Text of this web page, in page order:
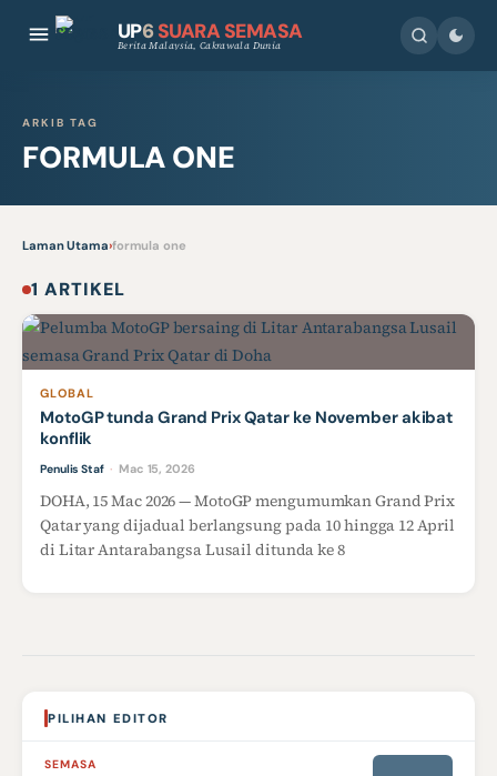
UP6 SUARA SEMASA
Berita Malaysia, Cakrawala Dunia
ARKIB TAG
FORMULA ONE
Laman Utama›formula one
1 ARTIKEL
GLOBAL
MotoGP tunda Grand Prix Qatar ke November akibat
konflik
Penulis Staf · Mac 15, 2026
DOHA, 15 Mac 2026 — MotoGP mengumumkan Grand Prix
Qatar yang dijadual berlangsung pada 10 hingga 12 April
di Litar Antarabangsa Lusail ditunda ke 8
PILIHAN EDITOR
SEMASA